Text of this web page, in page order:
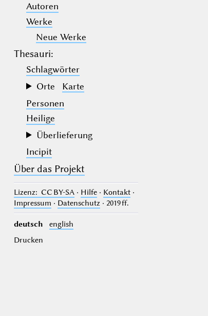
(der Unterstrich) ist Platzhalter für
genau ein Zeichen.
(das Prozentzeichen) ist Platzhalter
für kein, ein oder mehr als ein
Zeichen.
Autoren
Werke
Neue Werke
Thesauri:
Schlagwörter
Orte
Karte
Personen
Heilige
Überlieferung
Incipit
Über das Projekt
Lizenz: CC BY-SA· Hilfe· Kontakt·
Impressum · Datenschutz· 2019 ff.
deutsch
english
Drucken